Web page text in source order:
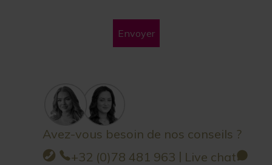
Envoyer
Avez-vous besoin de nos conseils ?
+32 (0)78 481 963 | Live chat